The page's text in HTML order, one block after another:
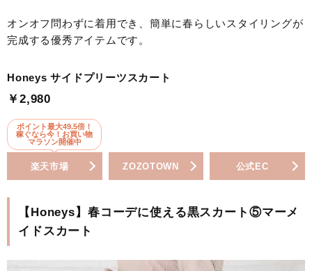
オンオフ問わずに着用でき、簡単に春らしいスタイリングが
完成する優秀アイテムです。
Honeys サイドプリーツスカート
￥2,980
ポイント最大49.5倍！
稼ぐなら今！お買い物
マラソン開催中
楽天市場 ZOZOTOWN 公式EC
【Honeys】春コーデに使える黒スカート⑤マーメ
イドスカート